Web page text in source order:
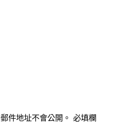
件地址不會公開。 必填欄